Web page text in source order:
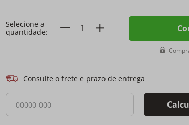
Consulte o frete e prazo de entrega